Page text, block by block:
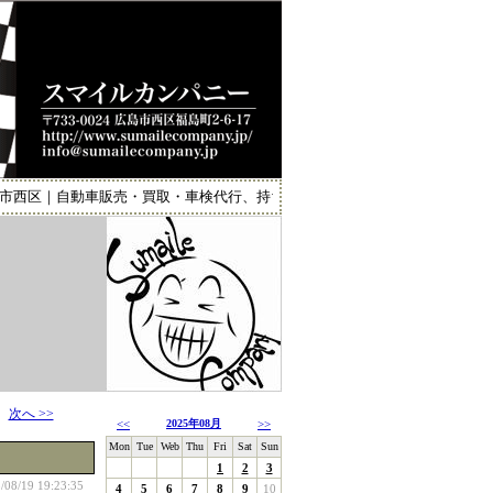
｜自動車販売・買取・車検代行、持ち込みタイヤ・パーツ取り付け カー
次へ >>
08/19 19:23:35
<< 2025年08月 >>
Mon Tue Web Thu Fri Sat Sun
1 2
3
4
5 6 7 8 9 10